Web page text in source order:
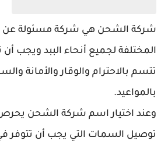
شركة الشحن هي شركة مسئولة عن
المختلفة لجميع أنحاء الببد ويجب
تتسم بالاحترام والوقار والأمانة
بالمواعيد.
وعند اختيار اسم شركة الشحن
توصيل السمات التي يجب أن